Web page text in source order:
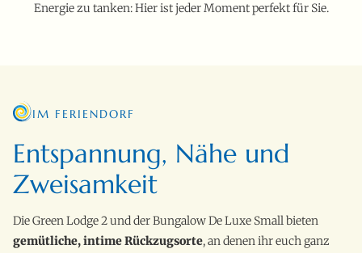
Energie zu tanken: Hier ist jeder Moment perfekt für Sie.
Entspannung, Nähe und
Zweisamkeit
IM FERIENDORF
Die Green Lodge 2 und der Bungalow De Luxe Small bieten
gemütliche, intime Rückzugsorte, an denen ihr euch ganz